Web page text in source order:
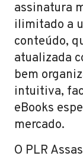
assinatura
ilimitado a
conteúdo,
atualizada
bem
intuitiva,
eBooks
mercado.
O PLR